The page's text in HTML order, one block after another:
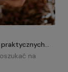
praktycznych
na